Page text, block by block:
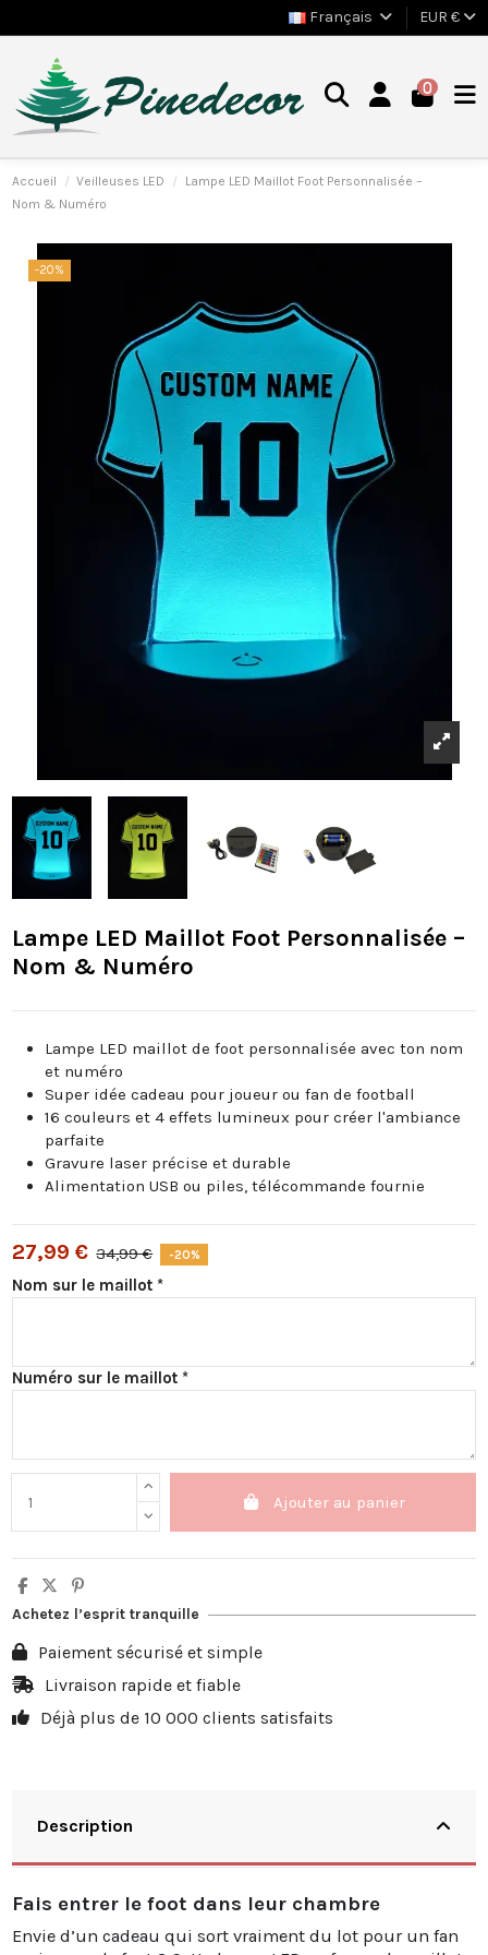
Français EUR €
0
Accueil Veilleuses LED
Lampe LED Maillot Foot Personnalisée –
Nom & Numéro
-20%
Lampe LED Maillot Foot Personnalisée –
Nom & Numéro
Lampe LED maillot de foot personnalisée avec ton nom
et numéro
Super idée cadeau pour joueur ou fan de football
16 couleurs et 4 effets lumineux pour créer l'ambiance
parfaite
Gravure laser précise et durable
Alimentation USB ou piles, télécommande fournie
27,99 € 34,99 € -20%
Nom sur le maillot *
Numéro sur le maillot *
Ajouter au panier
Achetez l’esprit tranquille
Paiement sécurisé et simple
Livraison rapide et fiable
Déjà plus de 10 000 clients satisfaits
Description
Fais entrer le foot dans leur chambre
Envie d’un cadeau qui sort vraiment du lot pour un fan